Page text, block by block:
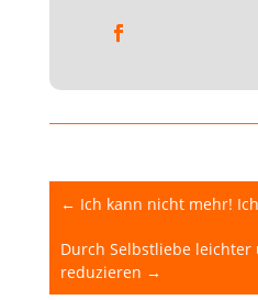
← Ich kann nicht mehr!
Durch Selbstliebe
reduzieren →